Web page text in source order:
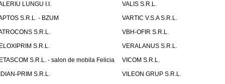
LUNGU I.I.
VALIS S.R.L.
S.R.L. - BZUM
VARTIC V.S.A S.R.L.
S.R.L.
VBH-OFIR S.R.L.
S.R.L.
VERALANUS S.R.L.
S.R.L. - salon de mobila Felicia
VICOM S.R.L.
PRIM S.R.L.
VILEON GRUP S.R.L.